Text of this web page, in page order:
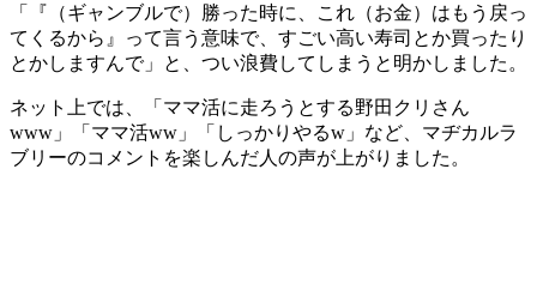
「『（ギャンブルで）勝った時に、これ（お金）はもう戻っ
てくるから』って言う意味で、すごい高い寿司とか買ったり
とかしますんで」と、つい浪費してしまうと明かしました。
ネット上では、「ママ活に走ろうとする野田クリさん
www」「ママ活ww」「しっかりやるw」など、マヂカルラ
ブリーのコメントを楽しんだ人の声が上がりました。